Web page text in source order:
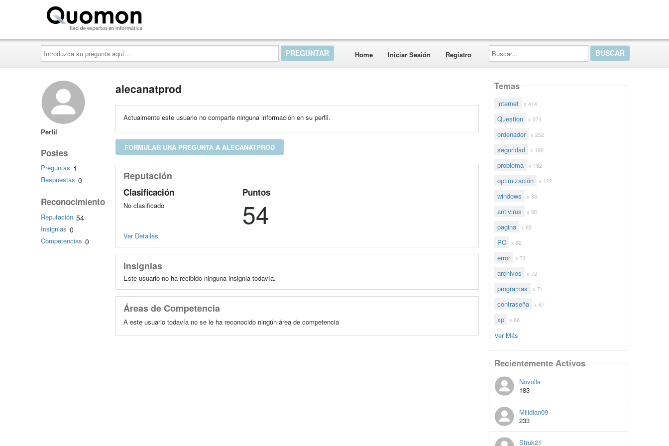
Introduzca
su
pregunta
aquí...
Home Iniciar Sesión Registro
Buscar...
Perfil
Postes
Preguntas 1
Respuestas 0
Reconocimiento
Reputación 54
Insignias 0
Competencias 0
alecanatprod
Actualmente este usuario no comparte ninguna información en su perfil.
FORMULAR UNA PREGUNTA A ALECANATPROD
Reputación
Clasificación
No clasificado
Puntos
54
Ver Detalles
Insignias
Este usuario no ha recibido ninguna insignia todavía.
Áreas de Competencia
A este usuario todavía no se le ha reconocido ningún área de competencia
Temas
internet x 414
Question x 371
ordenador x 252
seguridad x 190
problema x 182
optimización x 122
windows x 88
antivirus x 86
pagina x 85
PC x 82
error x 72
archivos x 72
programas x 71
contraseña x 67
xp x 66
Ver Más
Recientemente Activos
Novolla
183
Milidian09
233
Struk21